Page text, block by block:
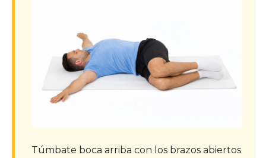
Túmbate boca arriba con los brazos abiertos